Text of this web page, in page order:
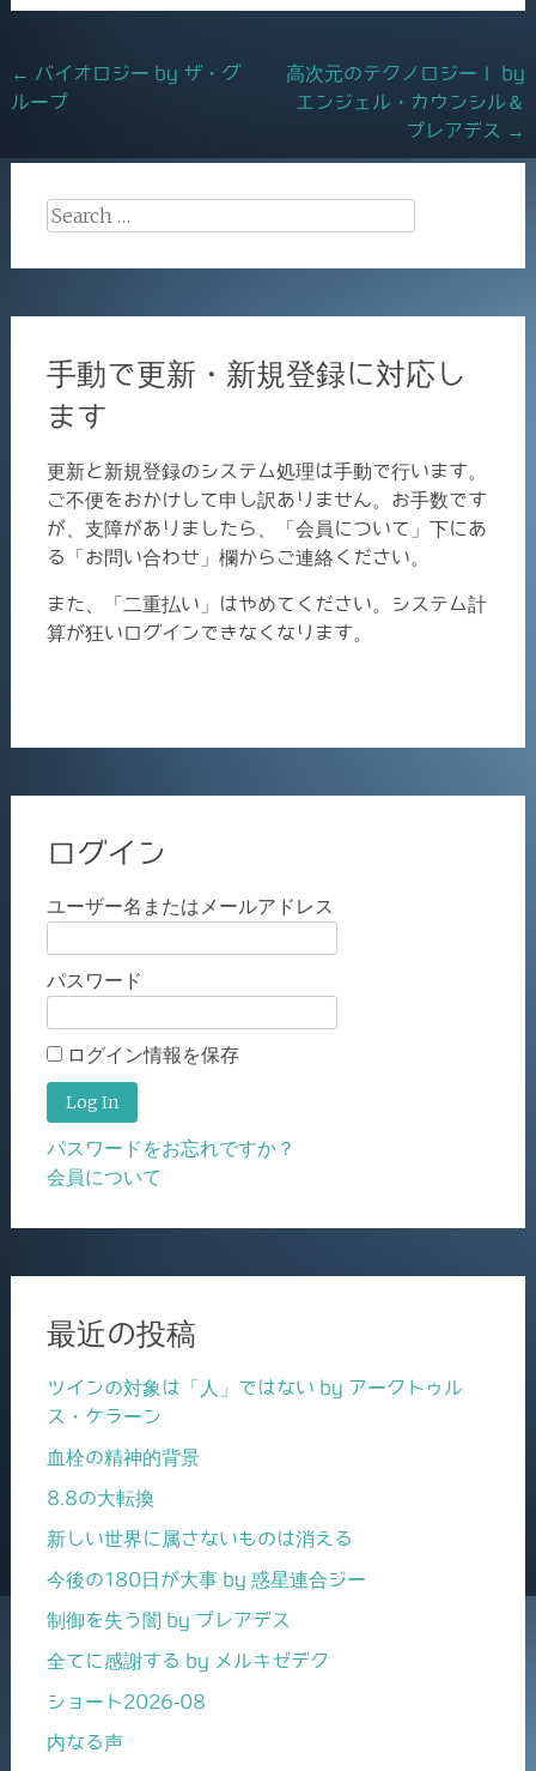
Post
navigation
← バイオロジー by ザ・グ
ループ
高次元のテクノロジーⅠ by
エンジェル・カウンシル＆
プレアデス
→
Search
手動で更新・新規登録に対応し
ます
更新と新規登録のシステム処理は手動で行います。
ご不便をおかけして申し訳ありません。お手数です
が、支障がありましたら、「会員について」下にあ
る「お問い合わせ」欄からご連絡ください。
また、「二重払い」はやめてください。システム計
算が狂いログインできなくなります。
ログイン
ユーザー名またはメールアドレス
パスワード
ログイン情報を保存
パスワードをお忘れですか？
会員について
最近の投稿
ツインの対象は「人」ではない by アークトゥル
ス・ケラーン
血栓の精神的背景
8.8の大転換
新しい世界に属さないものは消える
今後の180日が大事 by 惑星連合ジー
制御を失う闇 by プレアデス
全てに感謝する by メルキゼデク
ショート2026-08
内なる声